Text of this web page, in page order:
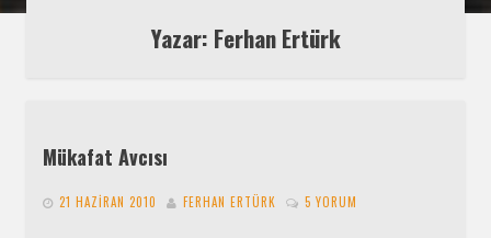
Yazar: Ferhan Ertürk
Mükafat Avcısı
21 HAZIRAN 2010 FERHAN ERTÜRK 5 YORUM